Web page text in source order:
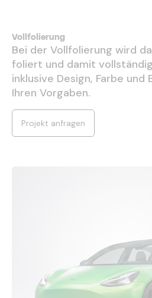
Vollfolierung
Bei der Vollfolierung wird
foliert und damit
inklusive Design, Farbe
Ihren Vorgaben.
Projekt anfragen